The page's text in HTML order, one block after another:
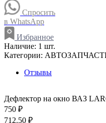
Спросить
в WhatsApp
Избранное
Наличие: 1 шт.
Категории:
Отзывы
Дефлектор на окно ВАЗ
750 ₽
712.50 ₽